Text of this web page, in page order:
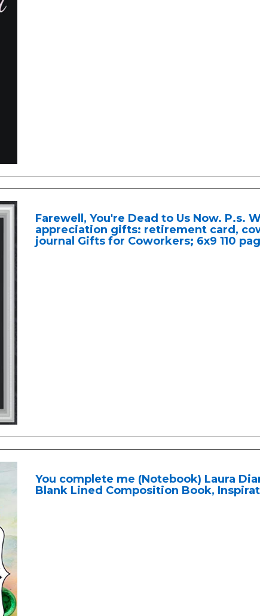
Farewell, You're Dead to Us Now. P.s.
appreciation gifts: retirement card,
journal Gifts for Coworkers; 6x9 110
You complete me (Notebook) Laura
Blank Lined Composition Book,